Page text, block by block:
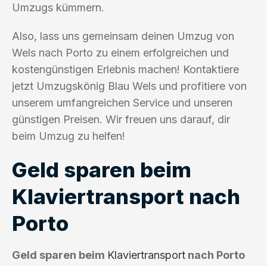
Umzugs kümmern.
Also, lass uns gemeinsam deinen Umzug von
Wels nach Porto zu einem erfolgreichen und
kostengünstigen Erlebnis machen! Kontaktiere
jetzt Umzugskönig Blau Wels und profitiere von
unserem umfangreichen Service und unseren
günstigen Preisen. Wir freuen uns darauf, dir
beim Umzug zu helfen!
Geld sparen beim
Klaviertransport nach
Porto
Geld sparen beim Klaviertransport nach Porto